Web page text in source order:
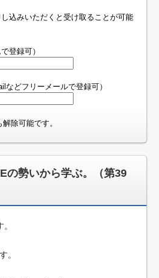
込みいただくと受け取ることが可能
登録可）
どフリーメールで登録可）
除可能です。
の勢いから学ぶ。（第39
。